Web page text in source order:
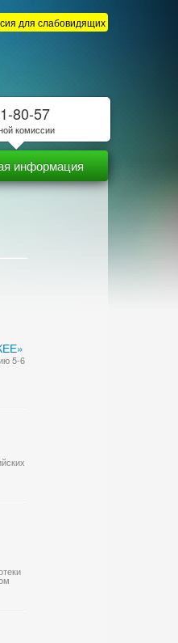
для слабовидящих
информация
5-6
80-57
комиссии